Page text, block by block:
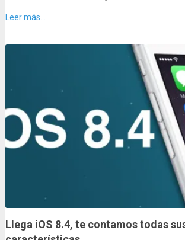
Leer más...
Llega iOS 8.4, te contamos todas